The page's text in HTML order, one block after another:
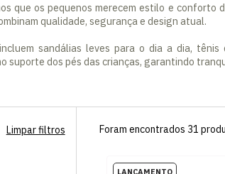
que os pequenos merecem estilo e
qualidade, segurança e design atual.
sandálias leves para o dia a dia,
suporte dos pés das crianças, garantindo
Limpar filtros Foram encontrados 31